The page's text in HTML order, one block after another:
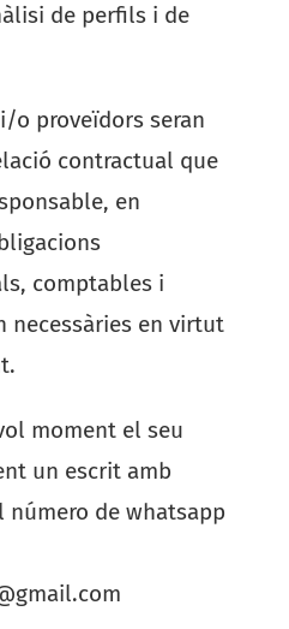
de perfils i de
o proveïdors seran
contractual que
en
comptables i
necessàries en virtut
moment el seu
un escrit amb
número de whatsapp